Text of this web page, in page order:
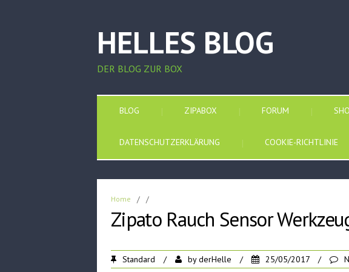
HELLES BLOG
DER BLOG ZUR BOX
BLOG ZIPABOX FORUM
DATENSCHUTZERKLÄRUNG COOKIE-RICHTLINIE
Home / /
Zipato Rauch Sensor
Standard / byderHelle / 25/05/2017 /